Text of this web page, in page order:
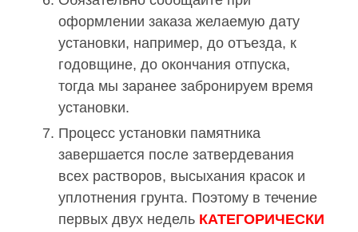
оформлении заказа желаемую дату
установки, например, до отъезда, к
годовщине, до окончания отпуска,
тогда мы заранее забронируем время
установки.
Процесс установки памятника
завершается после затвердевания
всех растворов, высыхания красок и
уплотнения грунта. Поэтому в течение
первых двух недель КАТЕГОРИЧЕСКИ